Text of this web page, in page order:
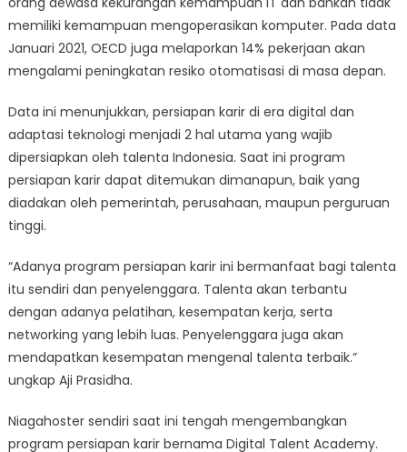
memiliki kemampuan mengoperasikan komputer. Pada data
Januari 2021, OECD juga melaporkan 14% pekerjaan akan
mengalami peningkatan resiko otomatisasi di masa depan.
Data ini menunjukkan, persiapan karir di era digital dan
adaptasi teknologi menjadi 2 hal utama yang wajib
dipersiapkan oleh talenta Indonesia. Saat ini program
persiapan karir dapat ditemukan dimanapun, baik yang
diadakan oleh pemerintah, perusahaan, maupun perguruan
tinggi.
“Adanya program persiapan karir ini bermanfaat bagi talenta
itu sendiri dan penyelenggara. Talenta akan terbantu
dengan adanya pelatihan, kesempatan kerja, serta
networking yang lebih luas. Penyelenggara juga akan
mendapatkan kesempatan mengenal talenta terbaik.”
ungkap Aji Prasidha.
Niagahoster sendiri saat ini tengah mengembangkan
program persiapan karir bernama Digital Talent Academy.